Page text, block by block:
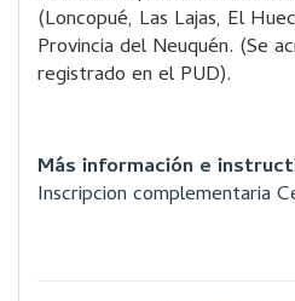
(Loncopué, Las Lajas, El
Provincia del Neuquén. (Se
registrado en el PUD).
Más información e
Inscripcion complementaria